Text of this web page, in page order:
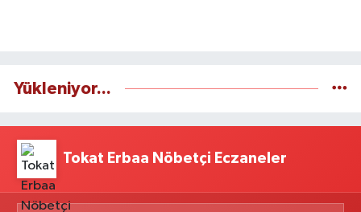
Yükleniyor...
Tokat Erbaa Nöbetçi Eczaneler